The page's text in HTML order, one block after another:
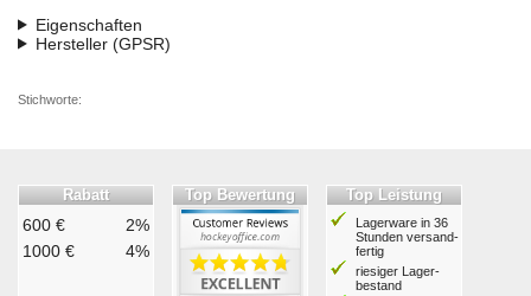
Eigenschaften
Hersteller (GPSR)
Stichworte:
Rabatt
600 €
2%
1000 €
4%
Top Bewertung Top Leistung
Lagerware in 36
Stunden ver­sand­
fertig
riesiger Lager­
bestand